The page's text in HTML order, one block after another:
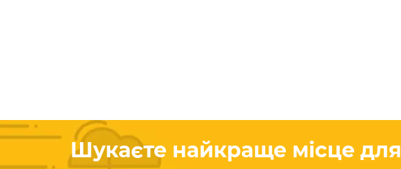
Шукаєте найкраще місце для